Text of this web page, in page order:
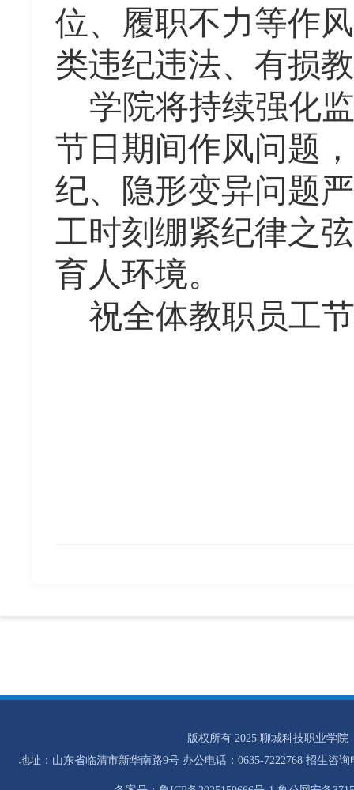
位、履职不力等作
类违纪违法、有损
学院将持续强化
节日期间作风问题
纪、隐形变异问题
工时刻绷紧纪律之
育人环境。
祝全体教职员工
版权所有 2025 聊城科技职业学院
地址：山东省临清市新华南路9号 办公电话：0635-7222768 招生咨询